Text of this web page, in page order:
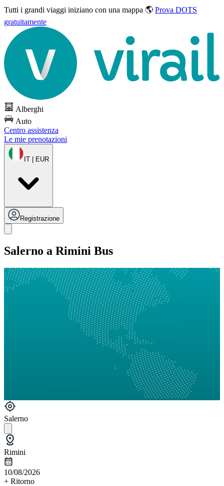
Tutti i grandi viaggi iniziano con una mappa 🌎 Prova DOTS
gratuitamente
Alberghi
Auto
Centro assistenza
Le mie prenotazioni
IT | EUR
Registrazione
Salerno a Rimini Bus
Salerno
Rimini
10/08/2026
+ Ritorno